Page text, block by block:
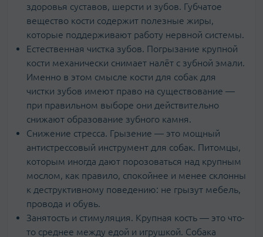
здоровья суставов, шерсти и зубов. Губчатое
вещество кости содержит полезные жиры,
которые поддерживают работу нервной системы.
Естественная чистка зубов. Погрызание крупной
кости механически снимает налёт с зубной эмали.
Именно в этом смысле кости для собак для
чистки зубов имеют право на существование —
при правильном выборе они действительно
снижают образование зубного камня.
Снижение стресса. Грызение — это мощный
антистрессовый инструмент для собак. Питомцы,
которым иногда дают порозоваться над крупным
мослом, как правило, спокойнее и менее склонны
к деструктивному поведению: не грызут мебель,
провода и обувь.
Занятость и стимуляция. Крупная кость — это что-
то среднее между едой и игрушкой. Собака